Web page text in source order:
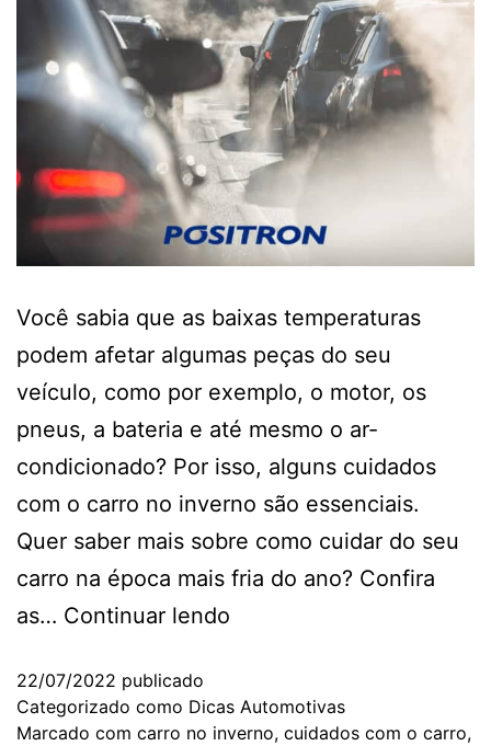
Você sabia que as baixas temperaturas
podem afetar algumas peças do seu
veículo, como por exemplo, o motor, os
pneus, a bateria e até mesmo o ar-
condicionado? Por isso, alguns cuidados
com o carro no inverno são essenciais.
Quer saber mais sobre como cuidar do seu
carro na época mais fria do ano? Confira
as… Continuar lendo
22/07/2022 publicado
Categorizado como Dicas Automotivas
Marcado com carro no inverno, cuidados com o carro,